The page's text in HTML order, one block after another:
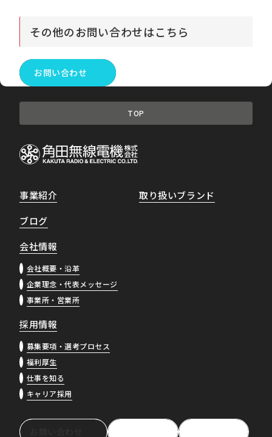
その他のお問い合わせはこちら
お問い合わせ
TOP
事業紹介
取り扱いブランド
ブログ
会社情報
会社概要・沿革
企業理念・代表メッセージ
事業所・営業所
採用情報
募集要項・選考プロセス
福利厚生
仕事を知る
キャリア採用